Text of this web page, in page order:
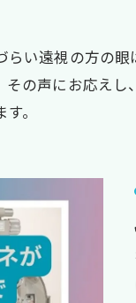
い遠視の方の
その声にお応え
。